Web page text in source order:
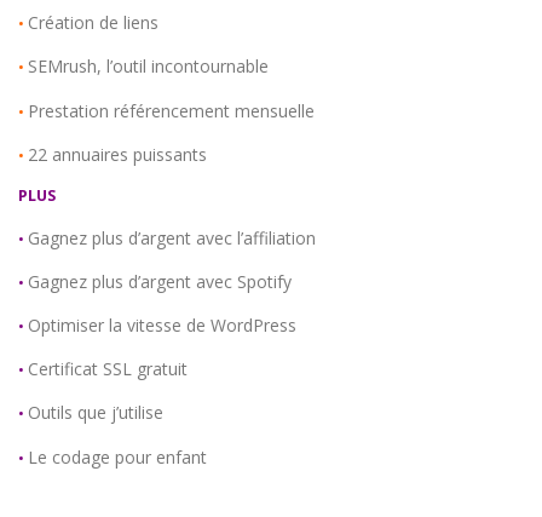
• Création de liens
• SEMrush, l’outil incontournable
• Prestation référencement mensuelle
• 22 annuaires puissants
PLUS
• Gagnez plus d’argent avec l’affiliation
• Gagnez plus d’argent avec Spotify
• Optimiser la vitesse de WordPress
• Certificat SSL gratuit
• Outils que j’utilise
• Le codage pour enfant